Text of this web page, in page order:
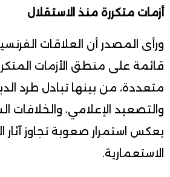
أزمات متكررة منذ الاستقلال
ورأى المصدر أن العلاقات
قائمة على منطق الأزمات
متعددة، من بينها تبادل طرد
والتصعيد الإعلامي، والخلافات
يعكس استمرار صعوبة تجاوز آثار
الاستعمارية.